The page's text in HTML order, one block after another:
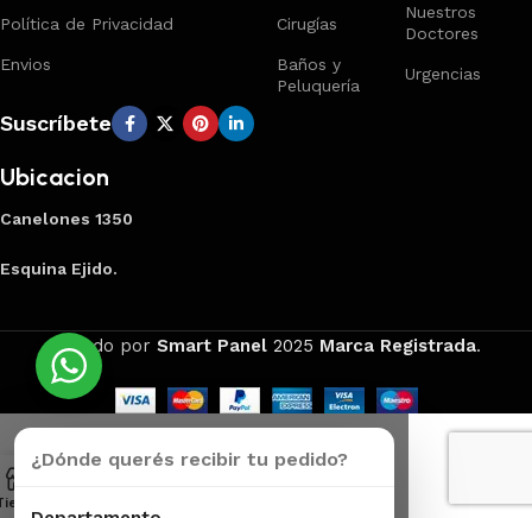
Política de Privacidad
Envios
Cirugías
Baños y
Peluquería
Nuestros
Doctores
Urgencias
Suscríbete
Ubicacion
Canelones 1350
Esquina Ejido.
Creado por Smart Panel 2025 Marca Registrada.
¿Dónde querés recibir tu pedido?